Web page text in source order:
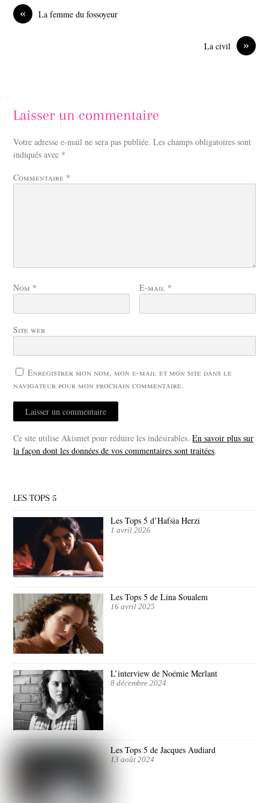
o
o
k
I
« La femme du fossoyeur
»
La civil
Laisser un commentaire
Votre adresse e-mail ne sera pas publiée. Les champs obligatoires sont
indiqués avec *
Commentaire *
Nom * E-mail *
Site web
Enregistrer mon nom, mon e-mail et mon site dans le
navigateur pour mon prochain commentaire.
Ce site utilise Akismet pour réduire les indésirables.En savoir plus sur
la façon dont les données de vos commentaires sont traitées.
LES TOPS 5
Les Tops 5 d’Hafsia Herzi
1 avril 2026
Les Tops 5 de Lina Soualem
16 avril 2025
L’interview de Noémie Merlant
8 décembre 2024
Les Tops 5 de Jacques Audiard
13 août 2024